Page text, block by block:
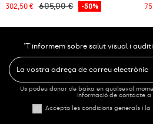
302,50 € 605,00 € -50%
"T'informem sobre salut visual i
Us podeu donar de baixa en qualsevol
informació de contacte a
Accepto les condicions generals i